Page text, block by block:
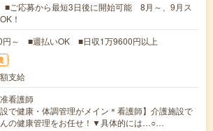
ご応募から最短3日後に開始可能 8月～、9月ス
！
円～ ■週払いOK ■日収1万9600円以上
支給
看護師
設で健康・体調管理がメイン＊看護師】介護施設で
の健康管理をお任せ！▼具体的には…○…